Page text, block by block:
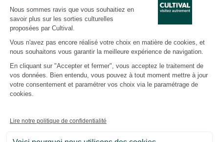
emblématiques de Paris. Accès à des
expositions temporaires, visites
d’institutions reconnues à l’échelle
internationale, découverte de lieux
prestigieux : nous cherchons à rendre la
culture accessible autrement, de manière
plus vivante et engagée. Que vous soyez
sport ou simplement curieux, nos visites